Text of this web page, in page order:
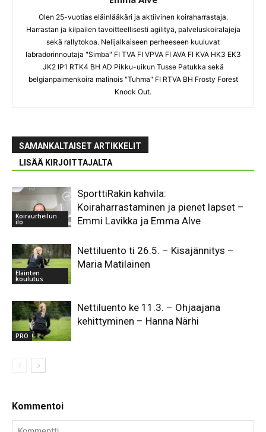
Olen 25-vuotias eläinlääkäri ja aktiivinen koiraharrastaja.
Harrastan ja kilpailen tavoitteellisesti agilityä, palveluskoiralajeja
sekä rallytokoa. Nelijalkaiseen perheeseen kuuluvat
labradorinnoutaja "Simba" FI TVA FI VPVA FI AVA FI KVA HK3 EK3
JK2 IP1 RTK4 BH AD Pikku-uikun Tusse Patukka sekä
belgianpaimenkoira malinois "Tuhma" FI RTVA BH Frosty Forest
Knock Out.
SAMANKALTAISET ARTIKKELIT
LISÄÄ KIRJOITTAJALTA
Koiraurheilun
ilo
SporttiRakin kahvila:
Koiraharrastaminen ja pienet lapset –
Emmi Lavikka ja Emma Alve
Eläinten
koulutus
Nettiluento ti 26.5. – Kisajännitys –
Maria Matilainen
PRO
Nettiluento ke 11.3. – Ohjaajana
kehittyminen – Hanna Närhi
Kommentoi